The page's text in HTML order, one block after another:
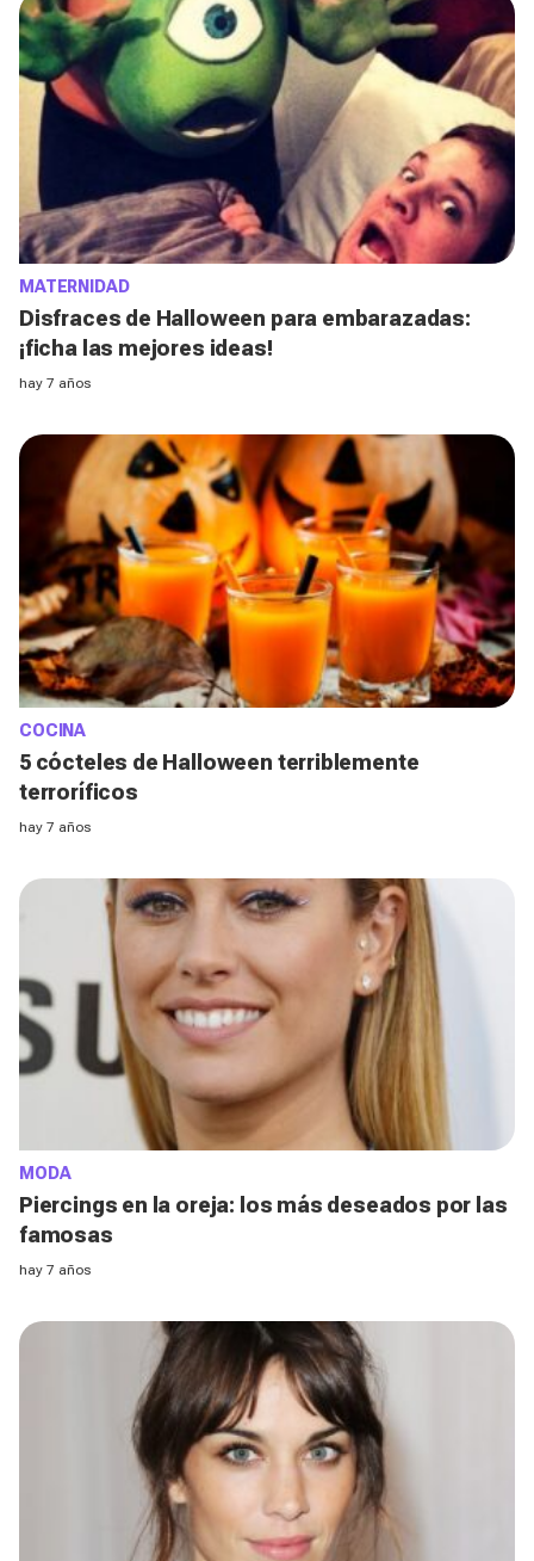
MATERNIDAD
Disfraces de Halloween para embarazadas:
¡ficha las mejores ideas!
hay 7 años
COCINA
5 cócteles de Halloween terriblemente
terroríficos
hay 7 años
MODA
Piercings en la oreja: los más deseados por las
famosas
hay 7 años